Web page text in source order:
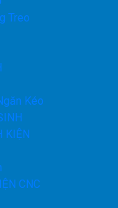
Treo
Kéo
KIỆN
CNC